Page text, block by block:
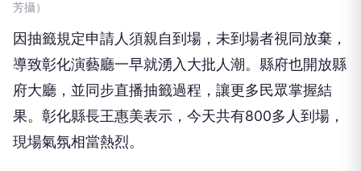
芳攝）
因抽籤規定申請人須親自到場，未到場者視同放棄，
導致彰化演藝廳一早就湧入大批人潮。縣府也開放縣
府大廳，並同步直播抽籤過程，讓更多民眾掌握結
果。彰化縣長王惠美表示，今天共有800多人到場，
現場氣氛相當熱烈。